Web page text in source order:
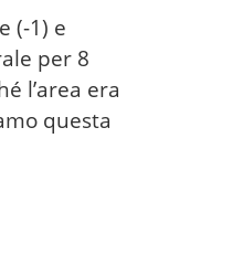
(-1) e
per 8
l’area era
questa